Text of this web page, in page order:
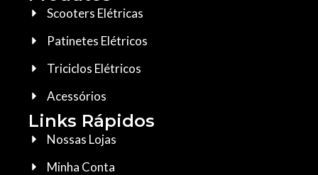
Scooters Elétricas
Patinetes Elétricos
Triciclos Elétricos
Acessórios
Links Rápidos
Nossas Lojas
Minha Conta